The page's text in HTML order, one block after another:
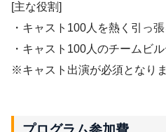
[主な役割]
・キャスト100人を熱く引っ
・キャスト100人のチームビ
※キャスト出演が必須となりま